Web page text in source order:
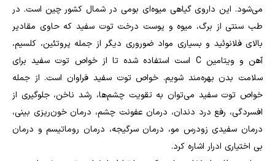
می‌شود. این داروی گیاهی میوه‌ای بومی در شمال کشور چین است. در
طب سنتی از برگ، میوه و پوست درخت توت سفید که حاوی مقادیر
بالای فلانوئید و بسیاری مواد ضوروری دیگر از جمله پروتئین، کلسیم،
آهن و ویتامین C است استفاده شده تا از خواص توت سفید برای
سلامت بدن بهره‌مند شویم. خواص توت سفید فراوان است. از جمله
خواص توت سفید می‌توان به تقویت چشم‌ها، رشد ناخن، جلوگیری از
افسردگی، رفع درد دندان، درمان عفونت چشم، درمان خون‌ریزی بینی،
درمان سفیدی زودرس مو، درمان سرگیجه، درمان روماتیسم و درمان
بی اختیاری ادرار اشاره کرد.